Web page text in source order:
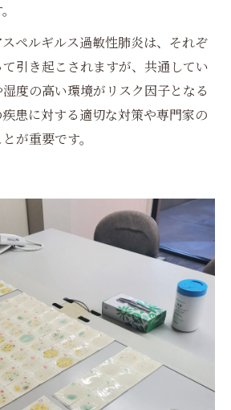
ペルギルス過敏性肺炎は、それぞ
引き起こされますが、共通してい
度の高い環境がリスク因子となる
患に対する適切な対策や専門家の
が重要です。